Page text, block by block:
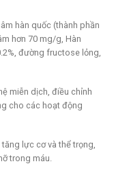
hàn quốc (thành phần
hơn 70 mg/g, Hàn
đường fructose lỏng,
miễn dịch, điều chỉnh
cho các hoạt động
lực cơ và thể trọng,
trong máu.